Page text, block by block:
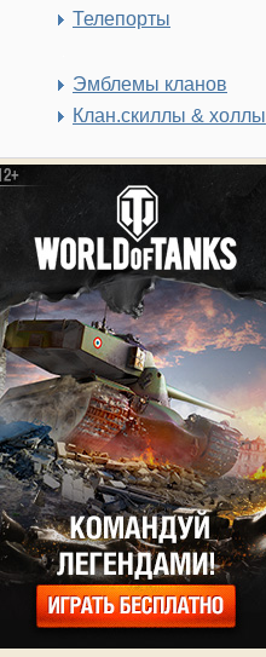
Телепорты
Эмблемы кланов
Клан.скиллы & холлы